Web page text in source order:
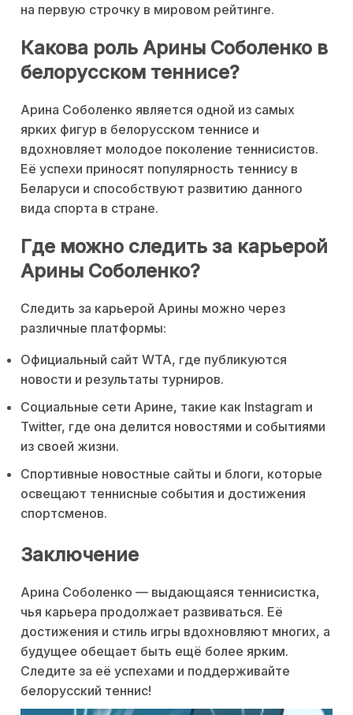
на первую строчку в мировом рейтинге.
Какова роль Арины Соболенко в
белорусском теннисе?
Арина Соболенко является одной из самых
ярких фигур в белорусском теннисе и
вдохновляет молодое поколение теннисистов.
Её успехи приносят популярность теннису в
Беларуси и способствуют развитию данного
вида спорта в стране.
Где можно следить за карьерой
Арины Соболенко?
Следить за карьерой Арины можно через
различные платформы:
Официальный сайт WTA, где публикуются
новости и результаты турниров.
Социальные сети Арине, такие как Instagram и
Twitter, где она делится новостями и событиями
из своей жизни.
Спортивные новостные сайты и блоги, которые
освещают теннисные события и достижения
спортсменов.
Заключение
Арина Соболенко — выдающаяся теннисистка,
чья карьера продолжает развиваться. Её
достижения и стиль игры вдохновляют многих, а
будущее обещает быть ещё более ярким.
Следите за её успехами и поддерживайте
белорусский теннис!